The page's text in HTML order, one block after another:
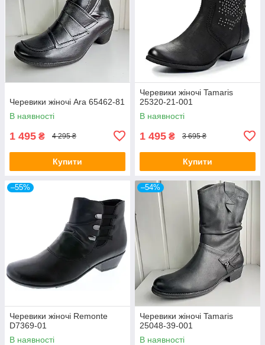
Черевики жіночі Ara 65462-81
В наявності
1 495 ₴ 4 295 ₴
Купити
Черевики жіночі Tamaris
25320-21-001
В наявності
1 495 ₴ 3 695 ₴
Купити
–55%
Черевики жіночі Remonte
D7369-01
В наявності
–54%
Черевики жіночі Tamaris
25048-39-001
В наявності